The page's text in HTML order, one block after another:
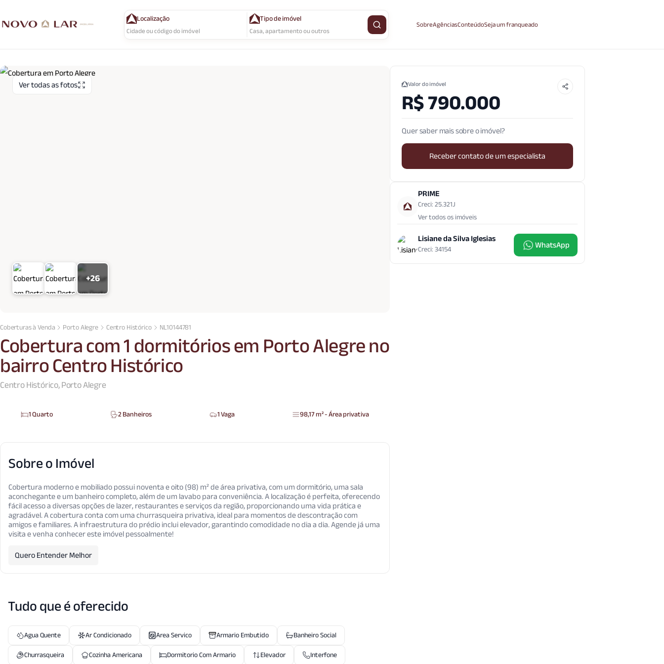
Localização Tipo de imóvel
Casa, apartamento ou outros Buscar imóvelSobreAgênciasConteúdoSeja um franqueado
Ver todas as fotos
+26
Coberturas à Venda Porto Alegre Centro Histórico NL10144781
Cobertura com 1 dormitórios em Porto Alegre no
bairro Centro Histórico
Centro Histórico, Porto Alegre
1 Quarto 2 Banheiros 1 Vaga 98,17 m² - Área privativa
Sobre o Imóvel
Cobertura moderno e mobiliado possui noventa e oito (98) m² de área privativa, com um dormitório, uma sala
aconchegante e um banheiro completo, além de um lavabo para conveniência. A localização é perfeita, oferecendo
fácil acesso a diversas opções de lazer, restaurantes e serviços da região, proporcionando uma vida prática e
agradável. A cobertura conta com uma churrasqueira privativa, ideal para momentos de descontração com
amigos e familiares. A infraestrutura do prédio inclui elevador, garantindo comodidade no dia a dia. Agende já uma
visita e venha conhecer este imóvel pessoalmente!
Quero Entender Melhor
Tudo que é oferecido
Agua Quente Ar Condicionado Area Servico Armario Embutido
Banheiro Social
Churrasqueira
Cozinha Americana Dormitorio Com Armario Elevador Interfone
Valor do imóvel
R$ 790.000
Quer saber mais sobre o imóvel?
Receber contato de um especialista
PRIME
Creci: 25.321J
Ver todos os imóveis
Lisiane da Silva Iglesias
Creci: 34154 WhatsApp